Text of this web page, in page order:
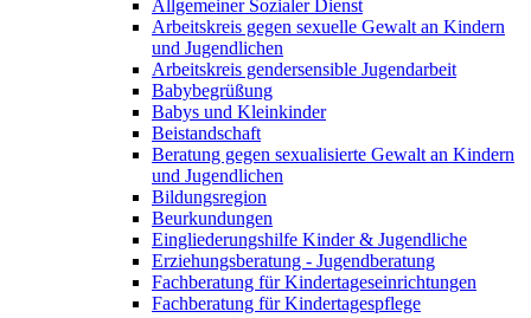
Allgemeiner Sozialer Dienst
Arbeitskreis gegen sexuelle Gewalt an Kindern
und Jugendlichen
Arbeitskreis gendersensible Jugendarbeit
Babybegrüßung
Babys und Kleinkinder
Beistandschaft
Beratung gegen sexualisierte Gewalt an Kindern
und Jugendlichen
Bildungsregion
Beurkundungen
Eingliederungshilfe Kinder & Jugendliche
Erziehungsberatung - Jugendberatung
Fachberatung für Kindertageseinrichtungen
Fachberatung für Kindertagespflege